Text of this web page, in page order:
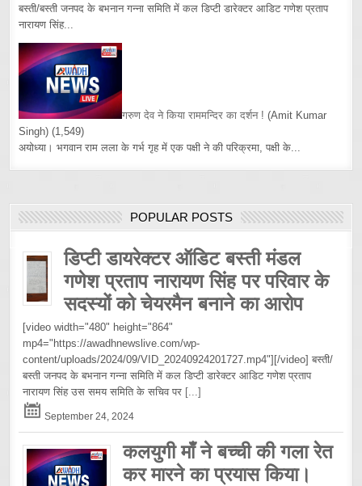
बस्ती/बस्ती जनपद के बभनान गन्ना समिति में कल डिप्टी डारेक्टर आडिट गणेश प्रताप
नारायण सिंह...
गरुण देव ने किया राममन्दिर का दर्शन ! (Amit Kumar
Singh) (1,549)
अयोध्या। भगवान राम लला के गर्भ गृह में एक पक्षी ने की परिक्रमा, पक्षी के...
POPULAR POSTS
डिप्टी डायरेक्टर ऑडिट बस्ती मंडल
गणेश प्रताप नारायण सिंह पर परिवार के
सदस्यों को चेयरमैन बनाने का आरोप
[video width="480" height="864"
mp4="https://awadhnewslive.com/wp-
content/uploads/2024/09/VID_20240924201727.mp4"][/video] बस्ती/
बस्ती जनपद के बभनान गन्ना समिति में कल डिप्टी डारेक्टर आडिट गणेश प्रताप
नारायण सिंह उस समय समिति के सचिव पर [...]
September 24, 2024
कलयुगी माँ ने बच्ची की गला रेत
कर मारने का प्रयास किया।